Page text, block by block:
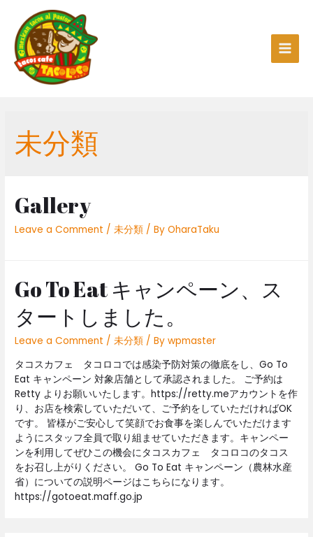
content
Main
未分類
Gallery
Leave a Comment /未分類 / ByOharaTaku
Go To Eat キャンペーン、ス
タートしました。
Leave a Comment /未分類 / Bywpmaster
タコスカフェ タコロコでは感染予防対策の徹底をし、Go To
Eat キャンペーン 対象店舗として承認されました。 ご予約は
Retty よりお願いいたします。https://retty.meアカウントを作
り、お店を検索していただいて、ご予約をしていただければOK
です。 皆様がご安心して笑顔でお食事を楽しんでいただけます
ようにスタッフ全員で取り組ませていただきます。キャンペー
ンを利用してぜひこの機会にタコスカフェ タコロコのタコス
をお召し上がりください。 Go To Eat キャンペーン（農林水産
省）についての説明ページはこちらになります。
https://gotoeat.maff.go.jp